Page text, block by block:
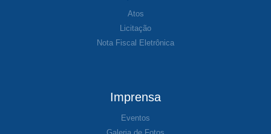
Atos
Licitação
Nota Fiscal Eletrônica
Imprensa
Eventos
Galeria de Fotos